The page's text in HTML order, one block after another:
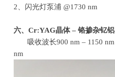
2、闪光灯泵浦 @1730 nm
六、Cr:YAG晶体–铬掺杂钇
吸收波长900 nm – 1150 nm
nm